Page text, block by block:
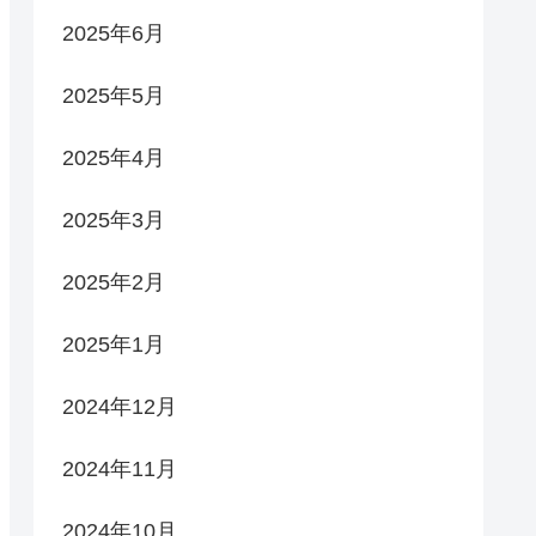
2025年6月
2025年5月
2025年4月
2025年3月
2025年2月
2025年1月
2024年12月
2024年11月
2024年10月